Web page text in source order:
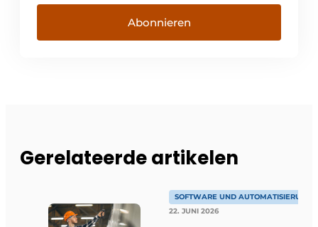
Abonnieren
Gerelateerde artikelen
SOFTWARE UND AUTOMATISIERUNG
22. JUNI 2026